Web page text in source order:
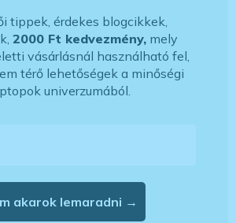
tippek, érdekes blogcikkek,
2000 Ft kedvezmény, mely
vásárlásnál használható fel,
térő lehetőségek a minőségi
univerzumából.
Nem akarok lemaradni →